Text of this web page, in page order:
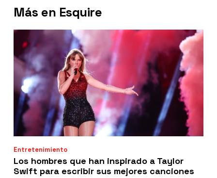
Más en Esquire
Entretenimiento
Los hombres que han inspirado a Taylor
Swift para escribir sus mejores canciones